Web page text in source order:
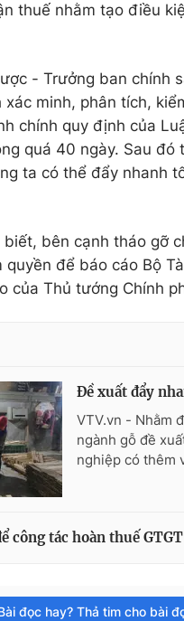
thuế nhằm tạo điều
- Trưởng ban chính
xác minh, phân tích,
chính quy định của
quá 40 ngày. Sau
ta có thể đẩy nhanh
biết, bên cạnh tháo gỡ
quyền để báo cáo Bộ
của Thủ tướng Chính
Đề xuất đẩy
VTV.vn - Nhằm
ngành gỗ đề
nghiệp có thêm
công tác hoàn thuế
đọc hay? Thả tim cho bài